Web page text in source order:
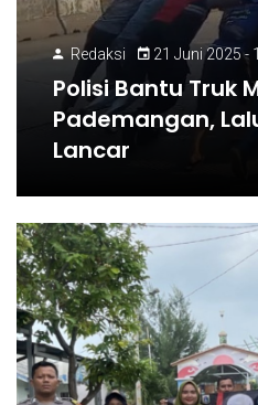
Redaksi 21 Juni 2025 -
Polisi Bantu Truk
Pademangan,
Lancar